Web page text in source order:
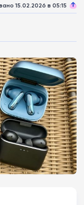
15.02.2026 в 05:15